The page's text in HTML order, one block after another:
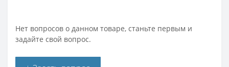
Нет вопросов о данном товаре, станьте первым и
задайте свой вопрос.